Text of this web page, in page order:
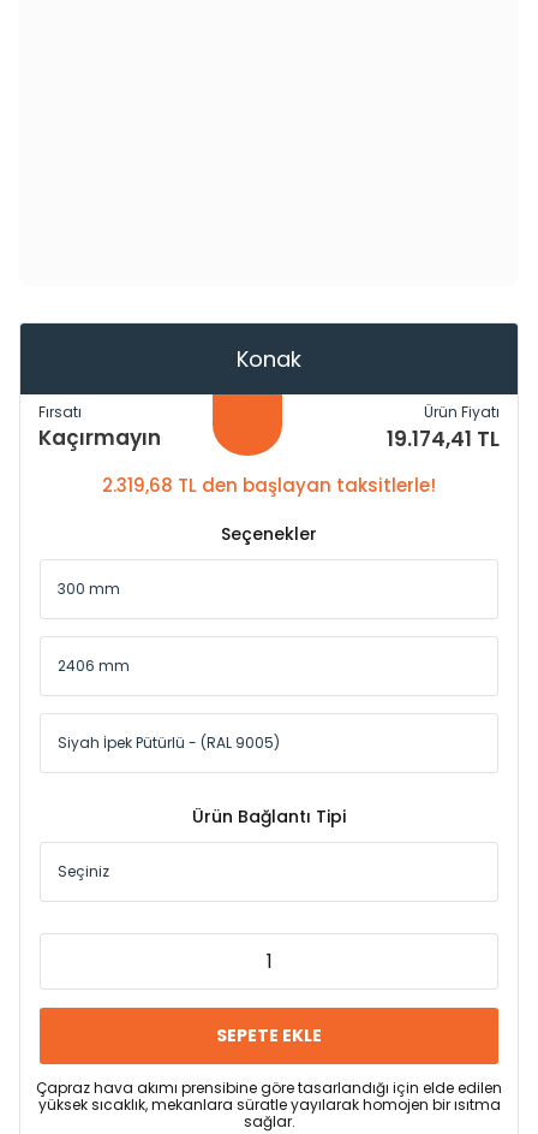
Konak
Fırsatı
Kaçırmayın
Ürün Fiyatı
19.174,41 TL
2.319,68 TL den başlayan taksitlerle!
Seçenekler
Ürün Bağlantı Tipi
SEPETE EKLE
Çapraz hava akımı prensibine göre tasarlandığı için elde edilen
yüksek sıcaklık, mekanlara süratle yayılarak homojen bir ısıtma
sağlar.